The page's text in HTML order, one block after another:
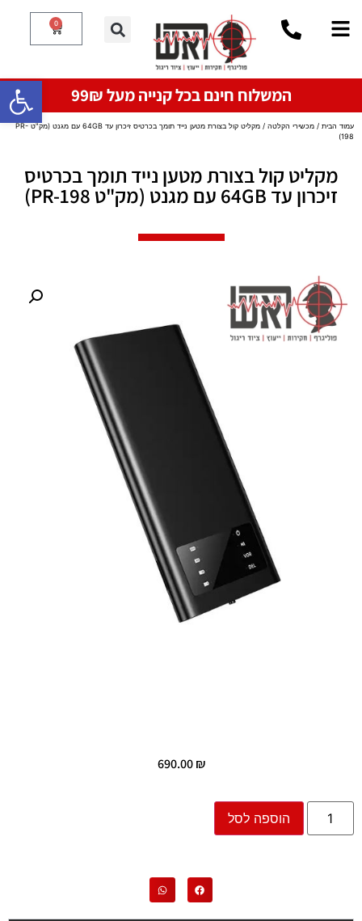
פתח
0
המשלוח חינם בכל קנייה מעל 99₪
עמוד הבית / מכשירי הקלטה
/ מקליט קול בצורת מטען נייד תומך בכרטיס זיכרון עד 64GB עם מגנט (מק"ט PR-
198)
מקליט קול בצורת מטען נייד תומך בכרטיס
זיכרון עד 64GB עם מגנט (מק"ט PR-198)
690.00₪
הוספה לסל